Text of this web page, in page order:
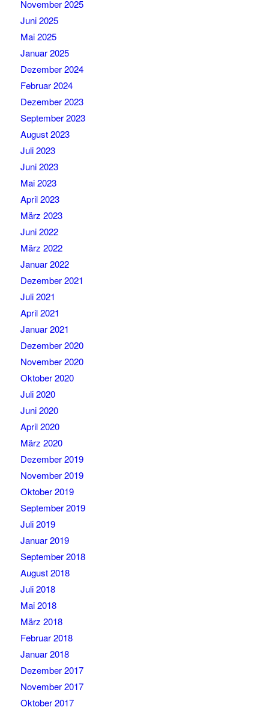
November 2025
Juni 2025
Mai 2025
Januar 2025
Dezember 2024
Februar 2024
Dezember 2023
September 2023
August 2023
Juli 2023
Juni 2023
Mai 2023
April 2023
März 2023
Juni 2022
März 2022
Januar 2022
Dezember 2021
Juli 2021
April 2021
Januar 2021
Dezember 2020
November 2020
Oktober 2020
Juli 2020
Juni 2020
April 2020
März 2020
Dezember 2019
November 2019
Oktober 2019
September 2019
Juli 2019
Januar 2019
September 2018
August 2018
Juli 2018
Mai 2018
März 2018
Februar 2018
Januar 2018
Dezember 2017
November 2017
Oktober 2017